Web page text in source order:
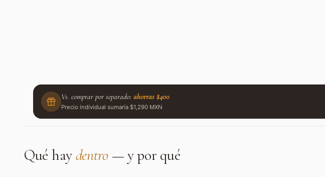
Vs. comprar por separado: ahorras $400
Precio individual sumaría $1,290 MXN
Qué haydentro— y por qué